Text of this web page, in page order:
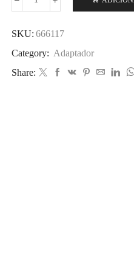
SKU: 666117
Category: Adaptador
Share: